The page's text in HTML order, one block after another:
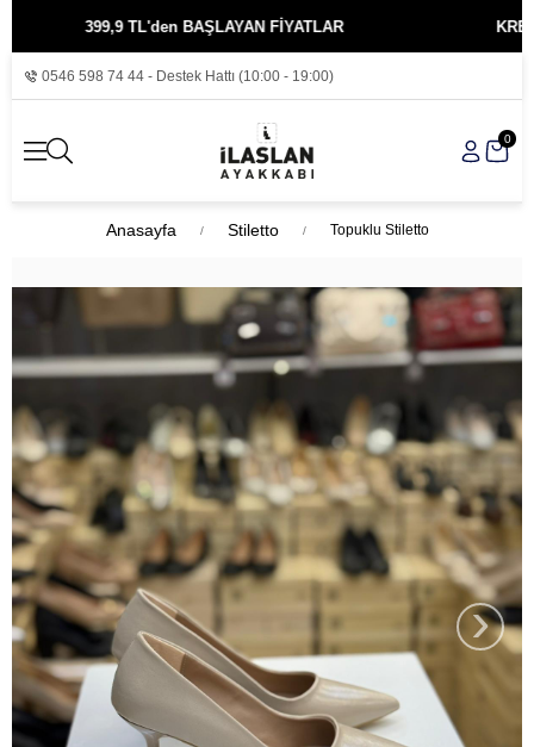
399,9 TL'den BAŞLAYAN FİYATLAR KREDİ
0546 598 74 44 - Destek Hattı (10:00 - 19:00)
0
Anasayfa Stiletto Topuklu Stiletto
›